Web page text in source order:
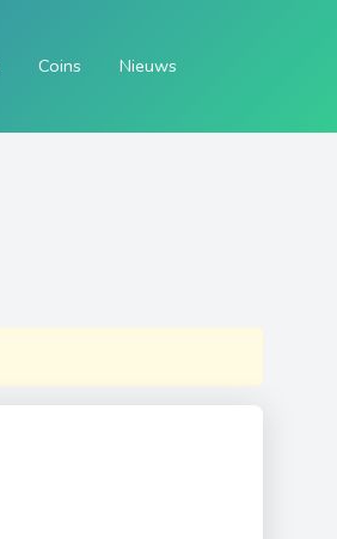
Coins Nieuws